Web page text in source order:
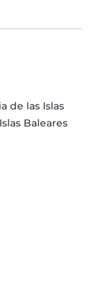
de las Islas
Baleares